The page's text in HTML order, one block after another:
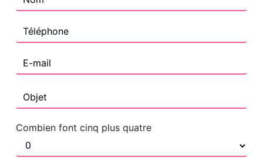
Combien font cinq plus quatre